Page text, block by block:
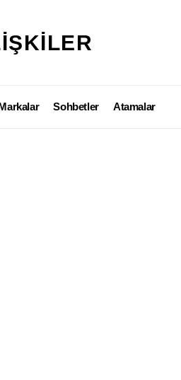
Sohbetler Atamalar